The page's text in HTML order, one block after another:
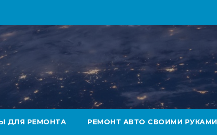
ДЛЯ РЕМОНТА РЕМОНТ АВТО СВОИМИ РУКАМИ